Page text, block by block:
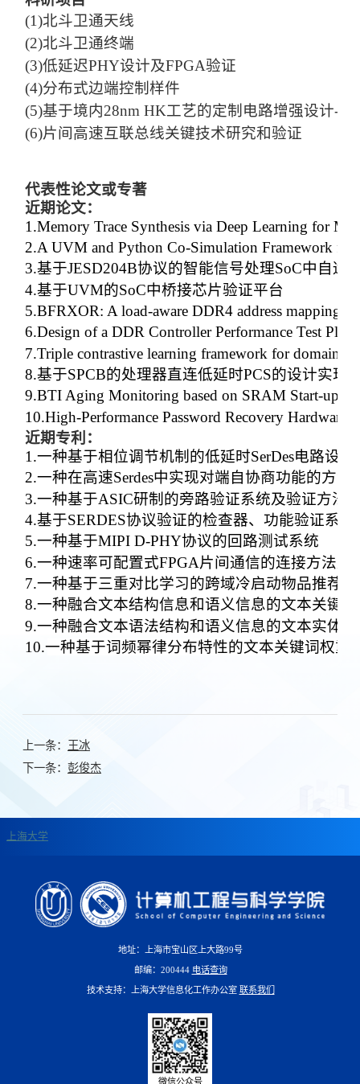
(1)北斗卫通天线
(2)北斗卫通终端
(3)低延迟PHY设计及FPGA验证
(4)分布式边端控制样件
(5)基于境内28nm HK工艺的定制电路增强设计----
(6)片间高速互联总线关键技术研究和验证
代表性论文或专著
近期论文：
1.Memory Trace Synthesis via Deep Learning for
2.A UVM and Python Co-Simulation Framework
3.基于JESD204B协议的智能信号处理SoC中自适
4.基于UVM的SoC中桥接芯片验证平台
5.BFRXOR: A load-aware DDR4 address mapping
6.Design of a DDR Controller Performance Test
7.Triple contrastive learning framework for domain-
8.基于SPCB的处理器直连低延时PCS的设计实现.
9.BTI Aging Monitoring based on SRAM Start-up
10.High-Performance Password Recovery
近期专利：
1.一种基于相位调节机制的低延时SerDes电路设计
2.一种在高速Serdes中实现对端自协商功能的方法
3.一种基于ASIC研制的旁路验证系统及验证方法
4.基于SERDES协议验证的检查器、功能验证系统
5.一种基于MIPI D-PHY协议的回路测试系统
6.一种速率可配置式FPGA片间通信的连接方法及
7.一种基于三重对比学习的跨域冷启动物品推荐
8.一种融合文本结构信息和语义信息的文本关键
9.一种融合文本语法结构和语义信息的文本实体
10.一种基于词频幂律分布特性的文本关键词权重
上一条：
王冰
下一条： 彭俊杰
上海大学
地址：上海市宝山区上大路99号
邮编：200444 电话查询
技术支持：上海大学信息化工作办公室 联系我们
微信公众号